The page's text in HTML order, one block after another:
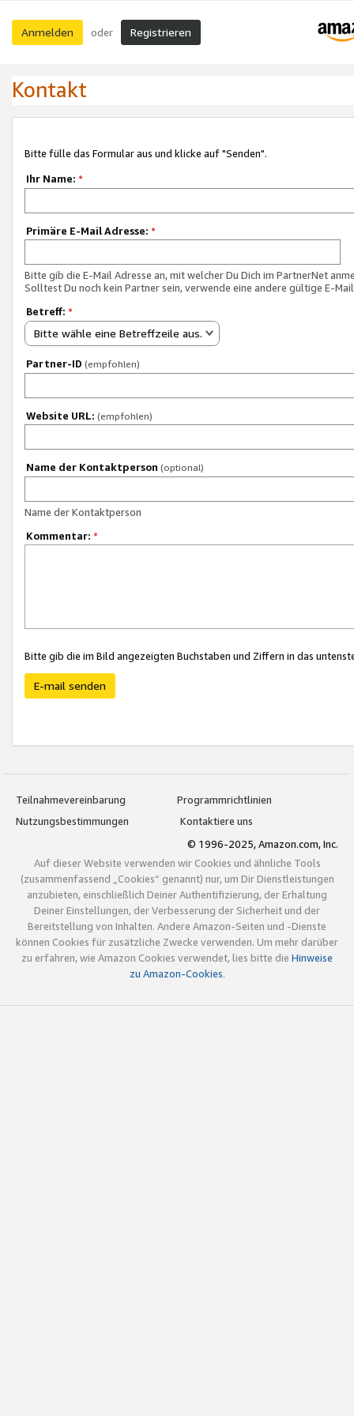
Anmelden oder Registrieren
Kontakt
Bitte fülle das Formular aus und klicke auf "Senden".
Ihr Name: *
Primäre E-Mail Adresse: *
Bitte gib die E-Mail Adresse an, mit welcher Du Dich im PartnerNet
Solltest Du noch kein Partner sein, verwende eine andere gültige E-
Betreff: *
Bitte wähle eine Betreffzeile aus.
Partner-ID (empfohlen)
Website URL: (empfohlen)
Name der Kontaktperson (optional)
Name der Kontaktperson
Kommentar: *
Bitte gib die im Bild angezeigten Buchstaben und Ziffern in das
E-mail senden
Teilnahmevereinbarung
Programmrichtlinien
Nutzungsbestimmungen
Kontaktiere uns
© 1996-2025, Amazon.com, Inc.
Auf dieser Website verwenden wir Cookies und ähnliche Tools
(zusammenfassend „Cookies“ genannt) nur, um Dir Dienstleistungen
anzubieten, einschließlich Deiner Authentifizierung, der Erhaltung
Deiner Einstellungen, der Verbesserung der Sicherheit und der
Bereitstellung von Inhalten. Andere Amazon-Seiten und -Dienste
können Cookies für zusätzliche Zwecke verwenden. Um mehr darüber
zu erfahren, wie Amazon Cookies verwendet, lies bitte die Hinweise
zu Amazon-Cookies.